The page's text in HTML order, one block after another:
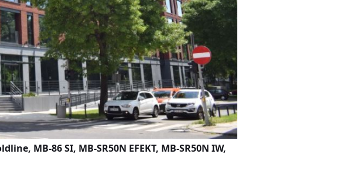
MB-86 SI, MB-SR50N EFEKT, MB-SR50N IW,